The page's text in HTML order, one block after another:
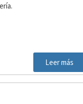
Leer más